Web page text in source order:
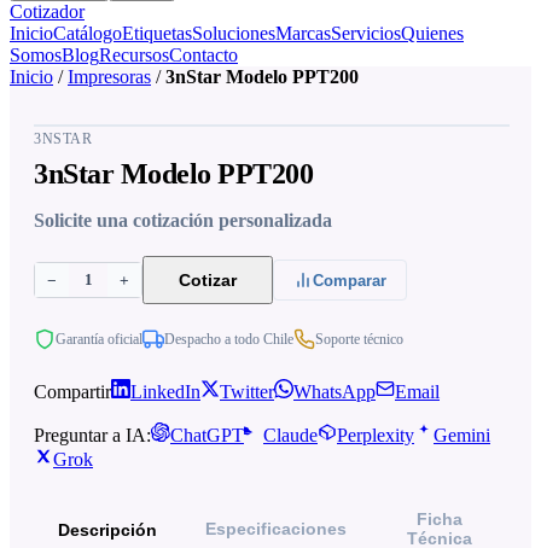
Cotizador
InicioCatálogoEtiquetasSolucionesMarcasServiciosQuienes
SomosBlogRecursosContacto
Inicio / Impresoras / 3nStar Modelo PPT200
3NSTAR
3nStar Modelo PPT200
Solicite una cotización personalizada
− 1 + Cotizar Comparar
Garantía oficial Despacho a todo Chile Soporte técnico
Compartir LinkedIn Twitter WhatsApp Email
Preguntar a IA: ChatGPT Claude Perplexity
Gemini
Grok
Descripción Especificaciones
Ficha
Técnica